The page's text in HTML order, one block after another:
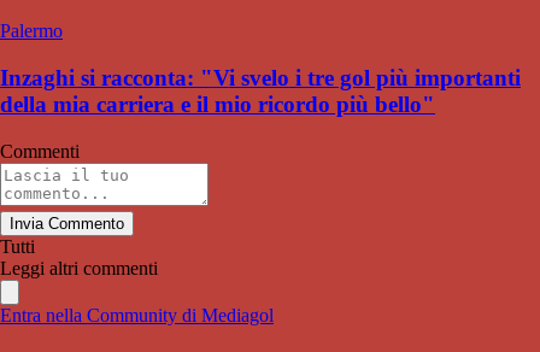
Palermo
Inzaghi si racconta: "Vi svelo i tre gol più importanti
della mia carriera e il mio ricordo più bello"
Commenti
Invia Commento
Tutti
Leggi altri commenti
Entra nella Community di Mediagol